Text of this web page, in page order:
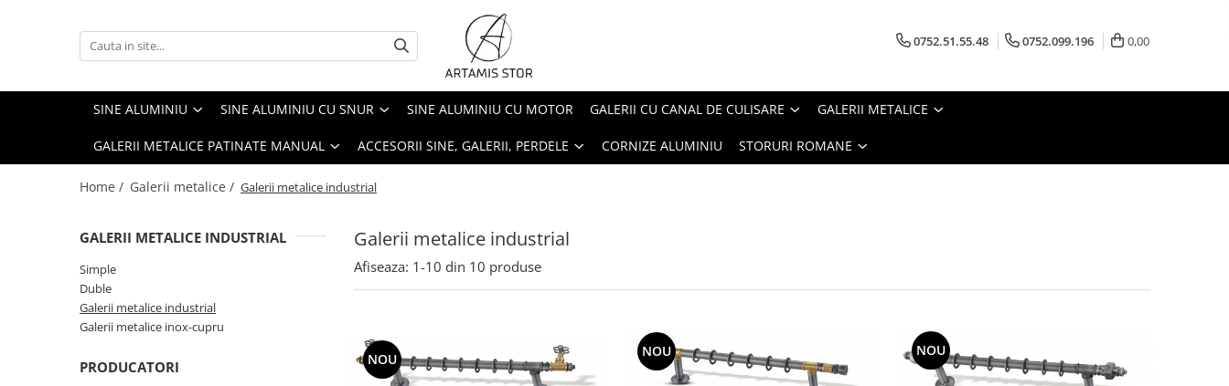
Sine aluminiu
Sine aluminiu cu snur
Galerii cu canal de culisare
Galerii metalice
Galerii metalice industrial
Galerii metalice inox-cupru
Galerii metalice patinate manual
Accesorii sine, galerii, perdele
Accesorii perdele si draperii
Storuri romane
0752.51.55.48 0752.099.196 0,00
SINE ALUMINIU SINE ALUMINIU CU SNUR SINE ALUMINIU CU MOTOR GALERII CU CANAL DE CULISARE GALERII METALICE
GALERII METALICE PATINATE MANUAL ACCESORII SINE, GALERII, PERDELE CORNIZE ALUMINIU STORURI ROMANE
Home / Galerii metalice / Galerii metalice industrial
Galerii metalice industrial
GALERII METALICE INDUSTRIAL
Simple
Duble
Galerii metalice industrial
Galerii metalice inox-cupru
PRODUCATORI
Afiseaza: 1-10 din 10 produse
NOU NOU NOU